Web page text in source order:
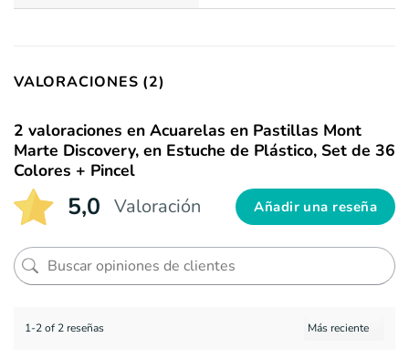
VALORACIONES (2)
2 valoraciones en Acuarelas en Pastillas Mont
Marte Discovery, en Estuche de Plástico, Set de 36
Colores + Pincel
5,0 Valoración Añadir una reseña
1-2 of 2 reseñas